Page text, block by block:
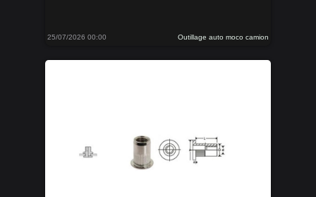
25/07/2026 00:00 Outillage auto moco camion